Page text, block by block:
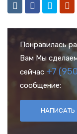
Понравилась
Вам Мы
сейчас +7
сообщение:
НАПИСАТЬ